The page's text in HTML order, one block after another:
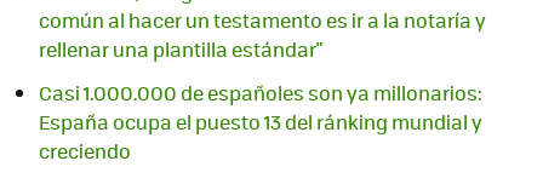
común al hacer un testamento es ir a la notaría y
rellenar una plantilla estándar"
Casi 1.000.000 de españoles son ya millonarios:
España ocupa el puesto 13 del ránking mundial y
creciendo